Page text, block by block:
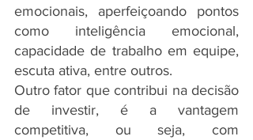
emocionais, aperfeiçoando pontos
como inteligência emocional,
capacidade de trabalho em equipe,
escuta ativa, entre outros.
Outro fator que contribui na decisão
de investir, é a vantagem
competitiva, ou seja, com